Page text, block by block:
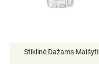
Stiklinė Dažams Maišyti